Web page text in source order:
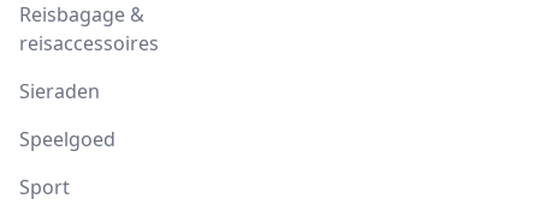
Reisbagage &
reisaccessoires
Sieraden
Speelgoed
Sport